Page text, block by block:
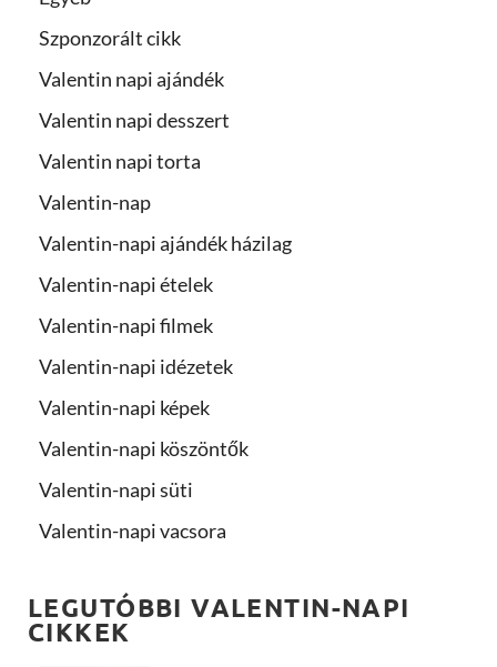
Szponzorált cikk
Valentin napi ajándék
Valentin napi desszert
Valentin napi torta
Valentin-nap
Valentin-napi ajándék házilag
Valentin-napi ételek
Valentin-napi filmek
Valentin-napi idézetek
Valentin-napi képek
Valentin-napi köszöntők
Valentin-napi süti
Valentin-napi vacsora
LEGUTÓBBI VALENTIN-NAPI
CIKKEK